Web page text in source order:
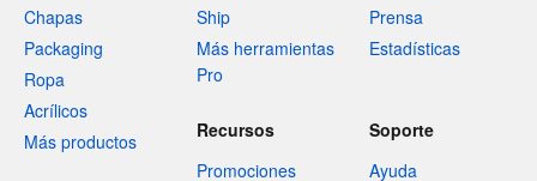
Chapas
Packaging
Ropa
Acrílicos
Más productos
Ship
Más herramientas
Pro
Prensa
Estadísticas
Recursos
Promociones
Soporte
Ayuda